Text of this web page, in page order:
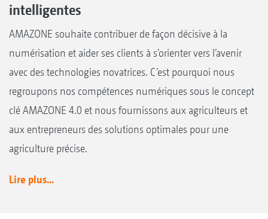
intelligentes
AMAZONE souhaite contribuer de façon décisive à la
numérisation et aider ses clients à s’orienter vers l’avenir
avec des technologies novatrices. C’est pourquoi nous
regroupons nos compétences numériques sous le concept
clé AMAZONE 4.0 et nous fournissons aux agriculteurs et
aux entrepreneurs des solutions optimales pour une
agriculture précise.
Lire plus...